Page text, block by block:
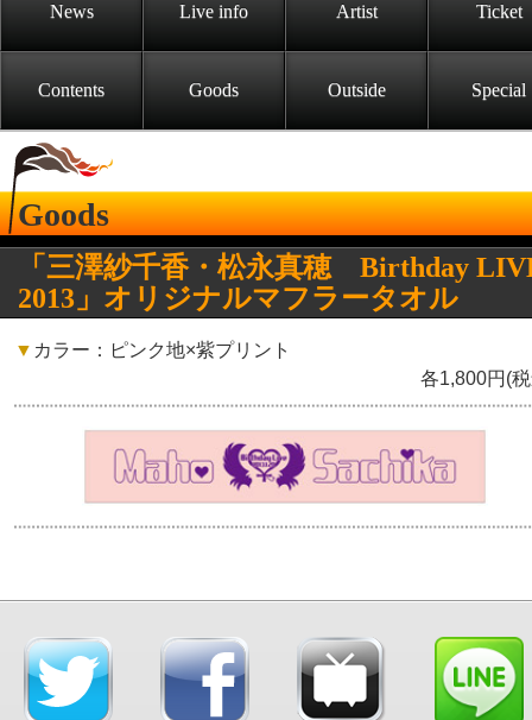
News Live info Artist Ticket
Contents Goods Outside Special
Goods
「三澤紗千香・松永真穂 Birthday
2013」オリジナルマフラータオル
▼ カラー：ピンク地×紫プリント
各1,800円(